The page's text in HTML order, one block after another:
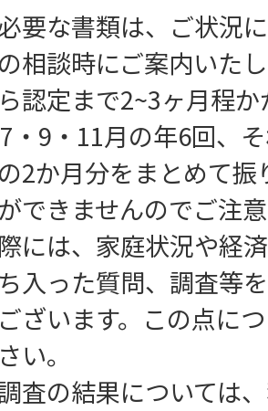
要な書類は、ご状況
相談時にご案内いた
認定まで2~3ヶ月程
・9・11月の年6回、
2か月分をまとめて
できませんのでご注
には、家庭状況や経
入った質問、調査等
ざいます。この点に
い。
査の結果については